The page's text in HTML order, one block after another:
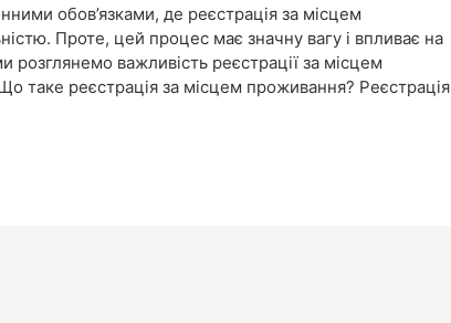
обов’язками, де реєстрація за місцем
Проте, цей процес має значну вагу і впливає на
розглянемо важливість реєстрації за місцем
таке реєстрація за місцем проживання? Реєстрація